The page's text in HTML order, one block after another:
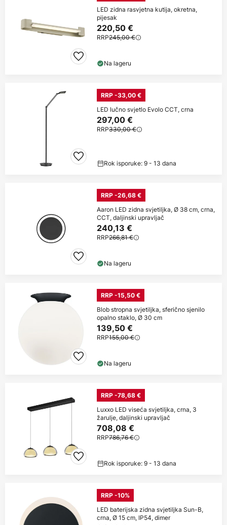
LED zidna rasvjetna kutija, okretna,
pijesak
220,50 €
RRP245,00 €
Na lageru
RRP -33,00 €
LED lučno svjetlo Evolo CCT, crna
297,00 €
RRP330,00 €
Rok isporuke: 9 - 13 dana
RRP -26,68 €
Aaron LED zidna svjetiljka, Ø 38 cm, crna,
CCT, daljinski upravljač
240,13 €
RRP266,81 €
Na lageru
RRP -15,50 €
Blob stropna svjetiljka, sferično sjenilo
opalno staklo, Ø 30 cm
139,50 €
RRP155,00 €
Na lageru
RRP -78,68 €
Luxxo LED viseća svjetiljka, crna, 3
žarulje, daljinski upravljač
708,08 €
RRP786,76 €
Rok isporuke: 9 - 13 dana
RRP -10%
LED baterijska zidna svjetiljka Sun-B,
crna, Ø 15 cm, IP54, dimer